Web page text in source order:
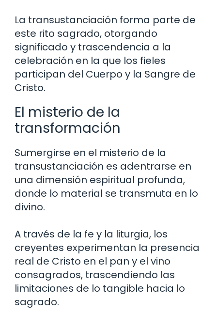
La transustanciación forma parte de
este rito sagrado, otorgando
significado y trascendencia a la
celebración en la que los fieles
participan del Cuerpo y la Sangre de
Cristo.
El misterio de la
transformación
Sumergirse en el misterio de la
transustanciación es adentrarse en
una dimensión espiritual profunda,
donde lo material se transmuta en lo
divino.
A través de la fe y la liturgia, los
creyentes experimentan la presencia
real de Cristo en el pan y el vino
consagrados, trascendiendo las
limitaciones de lo tangible hacia lo
sagrado.